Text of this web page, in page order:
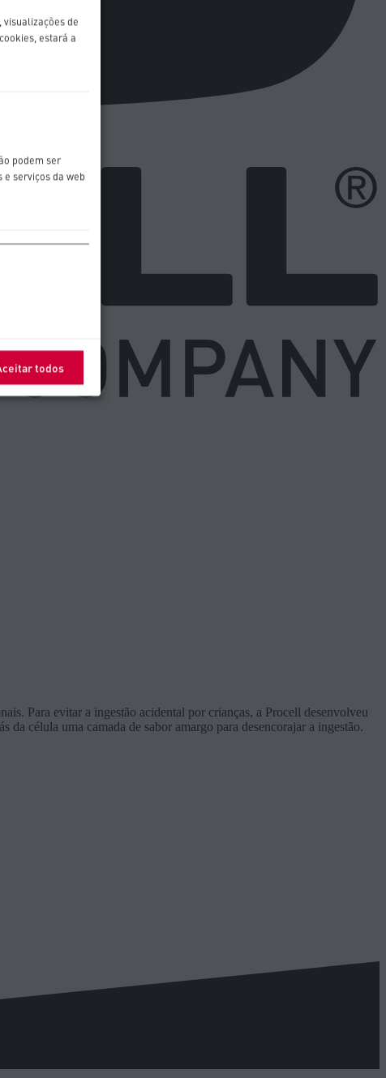
Para evitar a ingestão acidental por crianças, a Procell desenvolveu
célula uma camada de sabor amargo para desencorajar a ingestão.
visualizações de
estará a
podem ser
serviços da web
todos